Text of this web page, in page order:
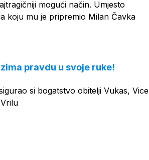
mogući način. Umjesto
koju mu je pripremio Milan Čavka
pravdu u svoje ruke!
si bogatstvo obitelji Vukas, Vice